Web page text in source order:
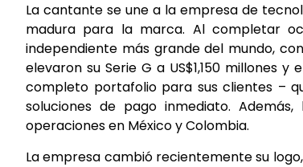
La cantante se une a la empresa de
madura para la marca. Al completar
independiente más grande del mundo,
elevaron su Serie G a US$1,150 millones
completo portafolio para sus clientes –
soluciones de pago inmediato.
operaciones en México y Colombia.
La empresa cambió recientemente su